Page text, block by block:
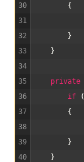
30
31
32
33
34
35
36
37
38
39
40
{
}
}
private
if
(
{
}
}